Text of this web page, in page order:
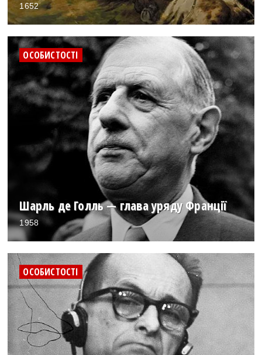
1652
ОСОБИСТОСТІ
Шарль де Голль — глава уряду Франції
1958
ОСОБИСТОСТІ